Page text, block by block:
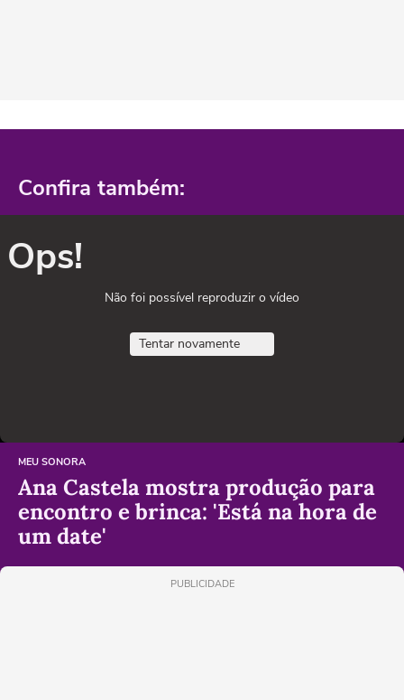
Confira também:
Ops!
Não foi possível reproduzir o vídeo
Tentar novamente
MEU SONORA
Ana Castela mostra produção para
encontro e brinca: 'Está na hora de
um date'
PUBLICIDADE